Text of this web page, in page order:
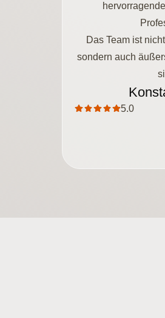
Das Team ist
sondern auch
5.0